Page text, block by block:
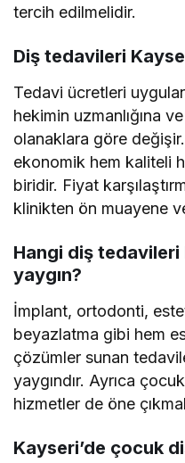
tercih edilmelidir.
Diş tedavileri
Tedavi ücretleri
hekimin uzmanlığına
olanaklara göre
ekonomik hem kaliteli
biridir. Fiyat
klinikten ön muayene
Hangi diş tedavileri
yaygın?
İmplant, ortodonti,
beyazlatma gibi hem
çözümler sunan
yaygındır. Ayrıca
hizmetler de öne
Kayseri’de çocuk